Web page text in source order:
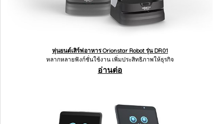
หุ่นยนต์เสิร์ฟอาหาร Orionstar Robot รุ่น DR01
หลากหลายฟังก์ชั่นใช้งาน เพิ่มประสิทธิภาพให้ธุรกิจ
อ่านต่อ